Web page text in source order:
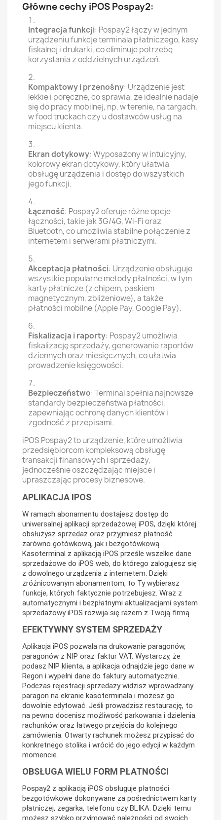
Główne cechy iPOS Pospay2:
Integracja funkcji: Pospay2 łączy w jednym
urządzeniu funkcje terminala płatniczego, kasy
fiskalnej i drukarki, co eliminuje potrzebę
korzystania z oddzielnych urządzeń.
Kompaktowy i przenośny: Urządzenie jest
lekkie i poręczne, co sprawia, że idealnie nadaje
się do pracy mobilnej, np. w terenie, na targach,
w food truckach czy u dostawców usług na
miejscu klienta.
Ekran dotykowy: Wyposażony w intuicyjny,
kolorowy ekran dotykowy, który ułatwia
obsługę urządzenia i dostęp do wszystkich
jego funkcji.
Łączność: Pospay2 oferuje różne opcje
łączności, takie jak 3G/4G, Wi-Fi oraz
Bluetooth, co umożliwia stabilne połączenie z
internetem i serwerami płatniczymi.
Akceptacja płatności: Urządzenie obsługuje
wszystkie popularne metody płatności, w tym
karty płatnicze (z chipem, paskiem
magnetycznym, zbliżeniowe), a także
płatności mobilne (Apple Pay, Google Pay).
Fiskalizacja i raporty: Pospay2 umożliwia
fiskalizację sprzedaży, generowanie raportów
dziennych oraz miesięcznych, co ułatwia
prowadzenie księgowości.
Bezpieczeństwo: Terminal spełnia najnowsze
standardy bezpieczeństwa płatności,
zapewniając ochronę danych klientów i
zgodność z przepisami.
iPOS Pospay2 to urządzenie, które umożliwia
przedsiębiorcom kompleksową obsługę
transakcji finansowych i sprzedaży,
jednocześnie oszczędzając miejsce i
upraszczając procesy biznesowe.
APLIKACJA IPOS
W ramach abonamentu dostajesz dostęp do
uniwersalnej aplikacji sprzedażowej iPOS, dzięki której
obsłużysz sprzedaż oraz przyjmiesz płatność
zarówno gotówkową, jak i bezgotówkową.
Kasoterminal z aplikacją iPOS prześle wszelkie dane
sprzedażowe do iPOS web, do którego zalogujesz się
z dowolnego urządzenia z internetem. Dzięki
zróżnicowanym abonamentom, to Ty wybierasz
funkcje, których faktycznie potrzebujesz. Wraz z
automatycznymi i bezpłatnymi aktualizacjami system
sprzedażowy iPOS rozwija się razem z Twoją firmą.
EFEKTYWNY SYSTEM SPRZEDAŻY
Aplikacja iPOS pozwala na drukowanie paragonów,
paragonów z NIP oraz faktur VAT. Wystarczy, że
podasz NIP klienta, a aplikacja odnajdzie jego dane w
Regon i wypełni dane do faktury automatycznie.
Podczas rejestracji sprzedaży widzisz wprowadzany
paragon na ekranie kasoterminala i możesz go
dowolnie edytować. Jeśli prowadzisz restaurację, to
na pewno docenisz możliwość parkowania i dzielenia
rachunków oraz łatwego przejścia do kolejnego
zamówienia. Otwarty rachunek możesz przypisać do
konkretnego stolika i wrócić do jego edycji w każdym
momencie.
OBSŁUGA WIELU FORM PŁATNOŚCI
Pospay2 z aplikacją iPOS obsługuje płatności
bezgotówkowe dokonywane za pośrednictwem karty
płatniczej, zegarka, telefonu czy BLIKA. Dzięki temu
możesz szybko przyjmować należności od swoich